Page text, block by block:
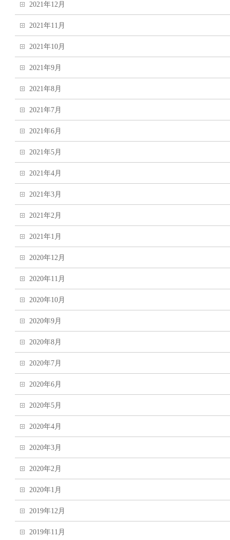
2021年12月
2021年11月
2021年10月
2021年9月
2021年8月
2021年7月
2021年6月
2021年5月
2021年4月
2021年3月
2021年2月
2021年1月
2020年12月
2020年11月
2020年10月
2020年9月
2020年8月
2020年7月
2020年6月
2020年5月
2020年4月
2020年3月
2020年2月
2020年1月
2019年12月
2019年11月